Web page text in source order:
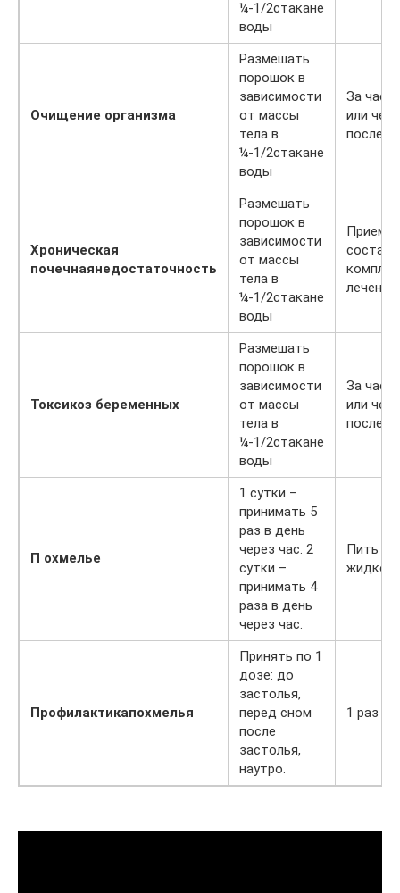
¼-1/2стакане
воды
Очищение организма
Размешать
порошок в
зависимости
от массы
тела в
¼-1/2стакане
воды
За час
или
после
Хроническая
почечнаянедостаточность
Размешать
порошок в
зависимости
от массы
тела в
¼-1/2стакане
воды
Прием в
составе
лечения
Токсикоз беременных
Размешать
порошок в
зависимости
от массы
тела в
¼-1/2стакане
воды
За час
или
после
П охмелье
1 сутки –
принимать 5
раз в день
через час. 2
сутки –
принимать 4
раза в день
через час.
Пить
Профилактикапохмелья
Принять по 1
дозе: до
застолья,
перед сном
после
застолья,
наутро.
1 раз в